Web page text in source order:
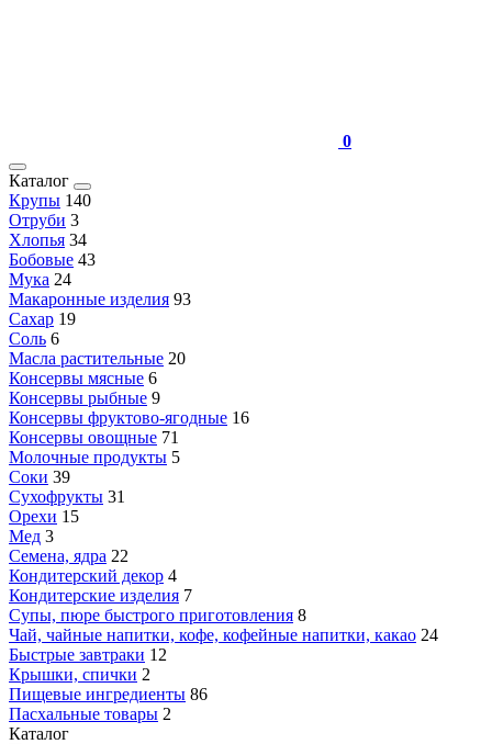
0
Каталог
Крупы 140
Отруби 3
Хлопья 34
Бобовые 43
Мука 24
Макаронные изделия 93
Сахар 19
Соль 6
Масла растительные 20
Консервы мясные 6
Консервы рыбные 9
Консервы фруктово-ягодные 16
Консервы овощные 71
Молочные продукты 5
Соки 39
Сухофрукты 31
Орехи 15
Мед 3
Семена, ядра 22
Кондитерский декор 4
Кондитерские изделия 7
Супы, пюре быстрого приготовления 8
Чай, чайные напитки, кофе, кофейные напитки, какао 24
Быстрые завтраки 12
Крышки, спички 2
Пищевые ингредиенты 86
Пасхальные товары 2
Каталог